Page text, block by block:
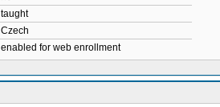
taught
Czech
enabled for web enrollment